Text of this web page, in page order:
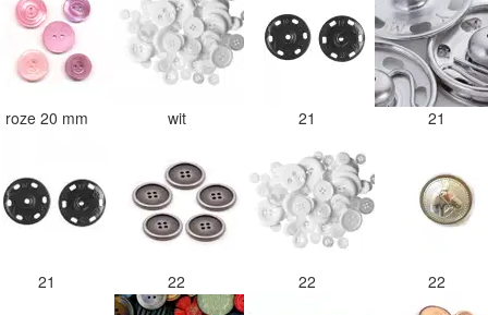
roze 20 mm wit 21 21
21 22 22 22